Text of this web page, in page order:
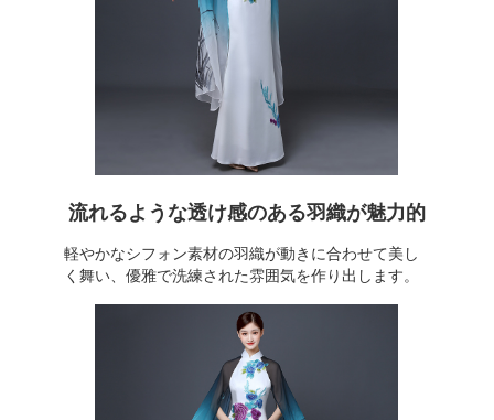
流れるような透け感のある羽織が魅力的
軽やかなシフォン素材の羽織が動きに合わせて美し
く舞い、優雅で洗練された雰囲気を作り出します。